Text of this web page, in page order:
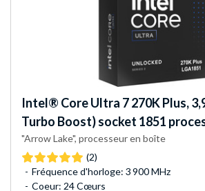
Intel® Core Ultra 7 270K Plus,
Turbo Boost) socket 1851
"Arrow Lake", processeur en boîte
(2)
Fréquence d'horloge: 3 900 MHz
Coeur: 24 Cœurs